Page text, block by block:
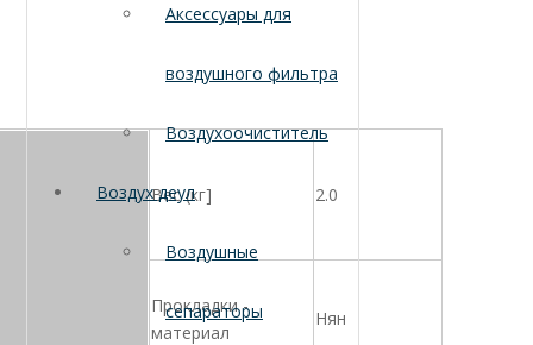
Вес (кг] 2.0
Прокладки -
материал
Нян
Аксессуары для
воздушного фильтра
Воздухоочиститель
Воздух деул
Воздушные
сепараторы